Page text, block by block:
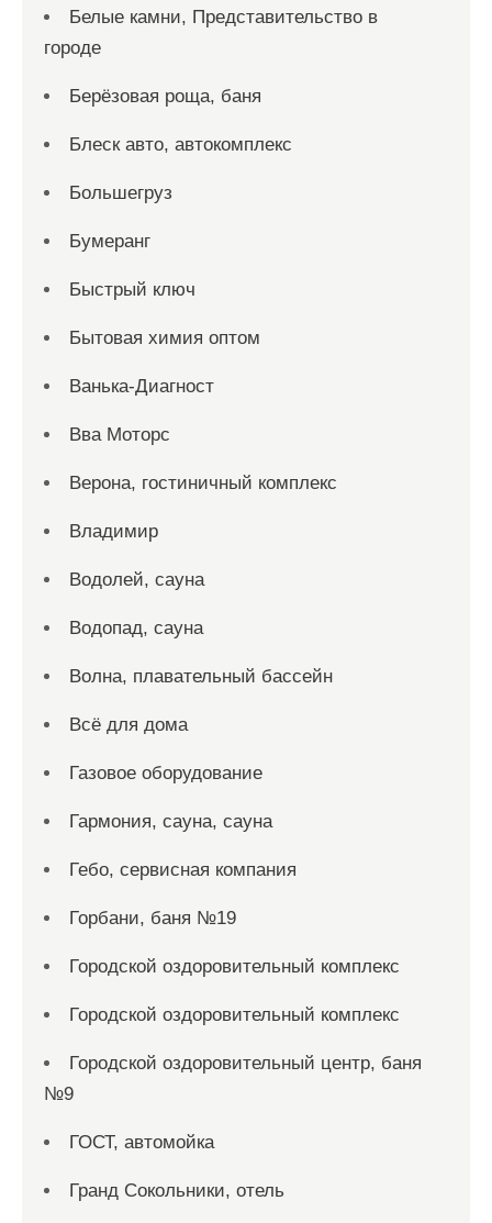
Белые камни, Представительство в
городе
Берёзовая роща, баня
Блеск авто, автокомплекс
Большегруз
Бумеранг
Быстрый ключ
Бытовая химия оптом
Ванька-Диагност
Вва Моторс
Верона, гостиничный комплекс
Владимир
Водолей, сауна
Водопад, сауна
Волна, плавательный бассейн
Всё для дома
Газовое оборудование
Гармония, сауна, сауна
Гебо, сервисная компания
Горбани, баня №19
Городской оздоровительный комплекс
Городской оздоровительный комплекс
Городской оздоровительный центр, баня
№9
ГОСТ, автомойка
Гранд Сокольники, отель